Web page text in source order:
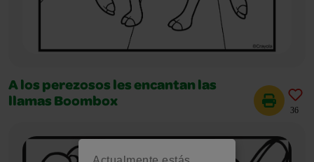
A los perezosos les encantan las
llamas Boombox
36